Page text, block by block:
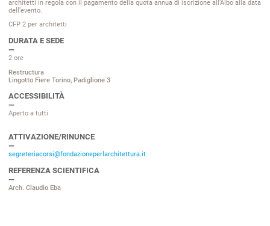
architetti in regola con il pagamento della quota annua di iscrizione all’Albo alla data
dell’evento.
CFP 2 per architetti
DURATA E SEDE
2 ore
Restructura
Lingotto Fiere Torino, Padiglione 3
ACCESSIBILITÀ
Aperto a tutti
ATTIVAZIONE/RINUNCE
segreteriacorsi@fondazioneperlarchitettura.it
REFERENZA SCIENTIFICA
Arch. Claudio Eba